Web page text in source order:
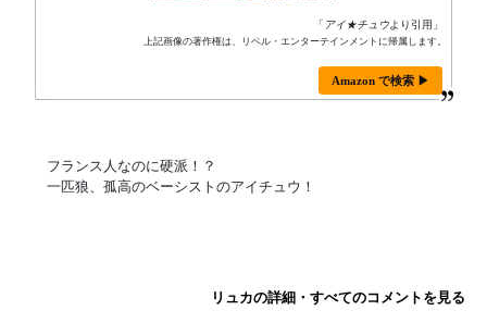
「 アイ★チュウより引用」
上記画像の著作権は、リベル・エンターテインメントに帰属します。
Amazon で検索 ▶
フランス人なのに硬派！？
一匹狼、孤高のベーシストのアイチュウ！
リュカの詳細・すべてのコメントを見る